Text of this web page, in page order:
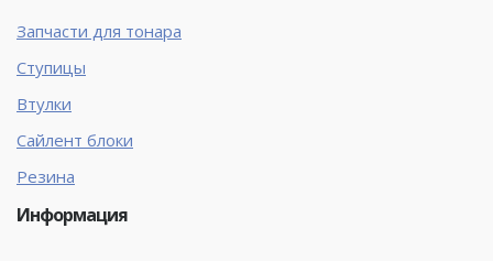
Запчасти для тонара
Ступицы
Втулки
Сайлент блоки
Резина
Информация